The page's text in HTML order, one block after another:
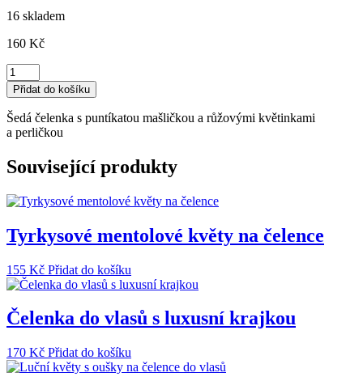
16 skladem
160 Kč
Šedá
čelenka
s
puntíkatou
mašličkou
růžovými
květinkami
Přidat do košíku
Šedá čelenka s puntíkatou mašličkou a růžovými květinkami
a perličkou
Související produkty
Tyrkysové mentolové květy na čelence
155 Kč Přidat do košíku
Čelenka do vlasů s luxusní krajkou
170 Kč Přidat do košíku